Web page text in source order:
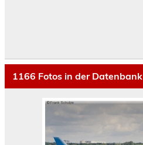
1166 Fotos in der Datenbank